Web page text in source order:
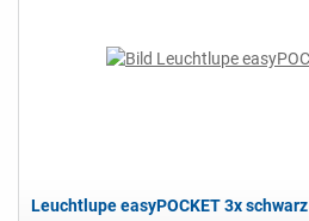
Leuchtlupe easyPOCKET 3x schwarz